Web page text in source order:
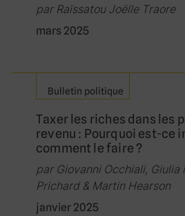
par Raïssatou Joëlle Traore
mars 2025
Bulletin politique
Taxer les riches dans les
revenu : Pourquoi est-ce
comment le faire ?
par Giovanni Occhiali, Giulia
Prichard & Martin Hearson
janvier 2025